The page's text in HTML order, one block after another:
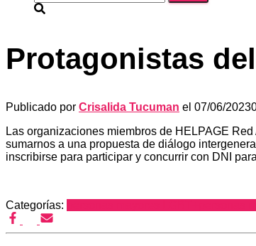
Protagonistas
Publicado por Crisalida Tucuman el 07/06/2023
Las organizaciones miembros de HELPAGE
sumarnos a una propuesta de diálogo
inscribirse para participar y concurrir con DNI
Categorías: